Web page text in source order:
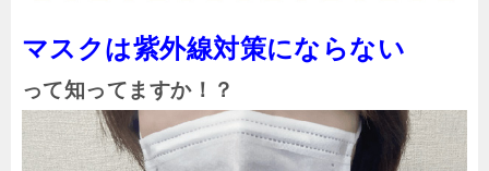
マスクは紫外線対策にならない
って知ってますか！？